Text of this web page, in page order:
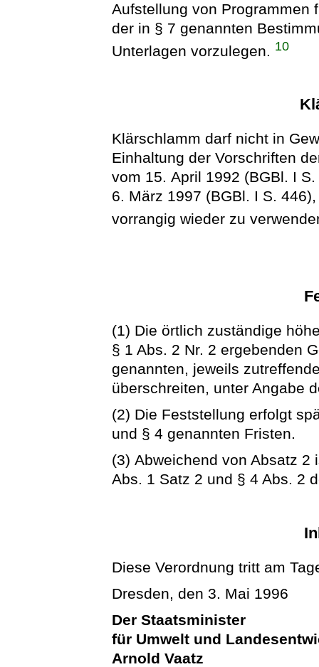
Aufstellung von Programmen
der in § 7 genannten
Unterlagen vorzulegen. 10
Klärschlamm darf nicht in
Einhaltung der Vorschriften
vom 15. April 1992 (BGBl. I
6. März 1997 (BGBl. I S.
vorrangig wieder zu
(1) Die örtlich zuständige
§ 1 Abs. 2 Nr. 2 ergebenden
genannten, jeweils
überschreiten, unter Angabe
(2) Die Feststellung erfolgt
und § 4 genannten Fristen.
(3) Abweichend von Absatz
Abs. 1 Satz 2 und § 4 Abs. 2
Diese Verordnung tritt am
Dresden, den 3. Mai 1996
Der Staatsminister
für Umwelt und
Arnold Vaatz